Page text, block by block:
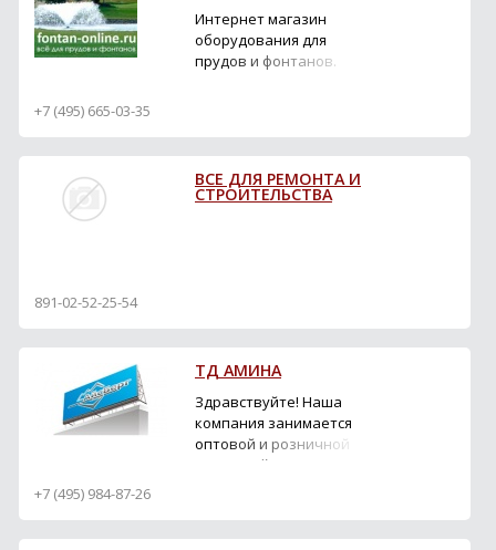
газовых баллонов,
солярогазы и многое
другое. Мы
Интернет магазин
оборудования для
прудов и фонтанов.
декоративные фонтаны
и многое другое. В нашем
+7 (495) 665-03-35
ВСЕ ДЛЯ РЕМОНТА И
СТРОИТЕЛЬСТВА
891-02-52-25-54
ТД АМИНА
Здравствуйте! Наша
компания занимается
оптовой и розничной
торговлей ручным и
+7 (495) 984-87-26